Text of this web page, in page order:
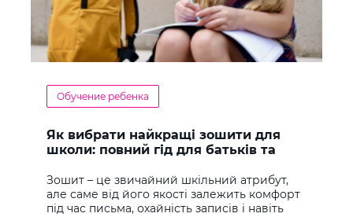
Обучение ребенка
Як вибрати найкращі зошити для
школи: повний гід для батьків та
Зошит – це звичайний шкільний атрибут,
але саме від його якості залежить комфорт
під час письма, охайність записів і навіть